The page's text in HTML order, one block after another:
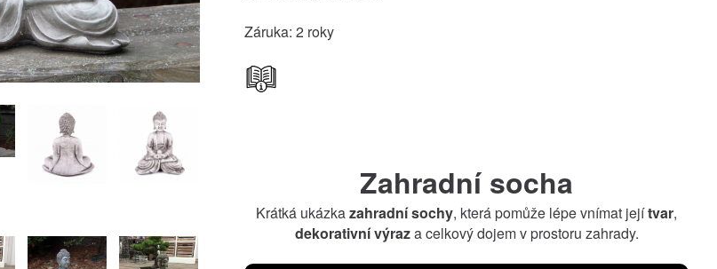
Záruka: 2 roky
Zahradní socha
Krátká ukázkazahradní sochy, která pomůže lépe vnímat jejítvar,
dekorativní výraza celkový dojem v prostoru zahrady.